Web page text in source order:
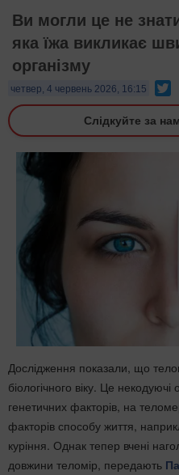
Ви могли це не
яка їжа викликає
організму
четвер, 4 червень 2026, 16:15
Слідкуйте за
Дослідження показали, що
біологічного віку. Це
генетичних факторів, на
факторів способу життя,
куріння. Однак тепер вчені
довжини теломір, передають